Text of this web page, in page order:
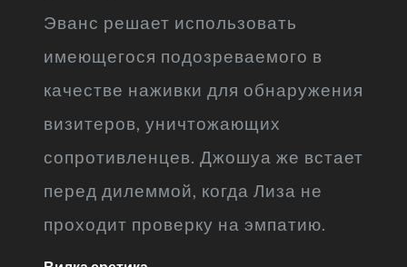
Эванс решает использовать
имеющегося подозреваемого в
качестве наживки для обнаружения
визитеров, уничтожающих
сопротивленцев. Джошуа же встает
перед дилеммой, когда Лиза не
проходит проверку на эмпатию.